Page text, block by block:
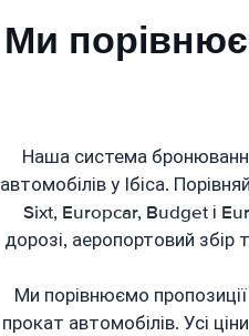
Ми
Наша система
автомобілів у Ібіса.
Sixt, Europcar, Budget і
дорозі, аеропортовий збір
Ми порівнюємо пропозиції
прокат автомобілів. Усі